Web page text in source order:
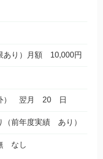
あり）月額 10,000円
外） 翌月 20 日
前年度実績 あり）
なし